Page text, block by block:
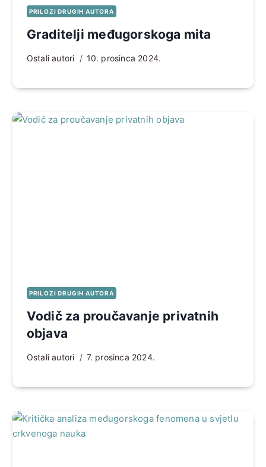
PRILOZI DRUGIH AUTORA
Graditelji međugorskoga mita
Ostali autori 10. prosinca 2024.
PRILOZI DRUGIH AUTORA
Vodič za proučavanje privatnih
objava
Ostali autori 7. prosinca 2024.